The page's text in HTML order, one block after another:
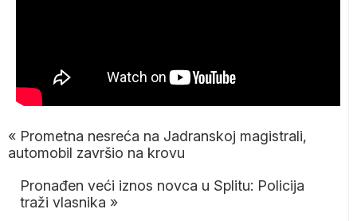
« Prometna nesreća na Jadranskoj magistrali,
automobil završio na krovu
Pronađen veći iznos novca u Splitu: Policija
traži vlasnika »